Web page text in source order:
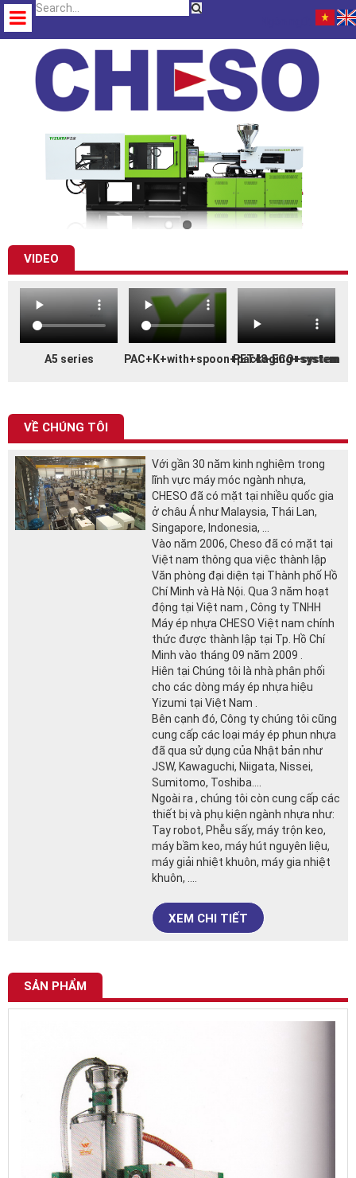
VIDEO
A5 series PAC+K+with+spoon+packaging+system
PET48-ECO+system
VỀ CHÚNG TÔI
Với gần 30 năm kinh nghiệm trong
lĩnh vực máy móc ngành nhựa,
CHESO đã có mặt tại nhiều quốc gia
ở châu Á như Malaysia, Thái Lan,
Singapore, Indonesia, ...
Vào năm 2006, Cheso đã có mặt tại
Việt nam thông qua việc thành lập
Văn phòng đại diện tại Thành phố Hồ
Chí Minh và Hà Nội. Qua 3 năm hoạt
động tại Việt nam , Công ty TNHH
Máy ép nhựa CHESO Việt nam chính
thức được thành lập tại Tp. Hồ Chí
Minh vào tháng 09 năm 2009 .
Hiên tại Chúng tôi là nhà phân phối
cho các dòng máy ép nhựa hiệu
Yizumi tại Việt Nam .
Bên cạnh đó, Công ty chúng tôi cũng
cung cấp các loại máy ép phun nhựa
đã qua sử dụng của Nhật bản như
JSW, Kawaguchi, Niigata, Nissei,
Sumitomo, Toshiba….
Ngoài ra , chúng tôi còn cung cấp các
thiết bị và phụ kiện ngành nhựa như:
Tay robot, Phễu sấy, máy trộn keo,
máy bầm keo, máy hút nguyên liệu,
máy giải nhiệt khuôn, máy gia nhiệt
khuôn, ….
XEM CHI TIẾT
SẢN PHẨM